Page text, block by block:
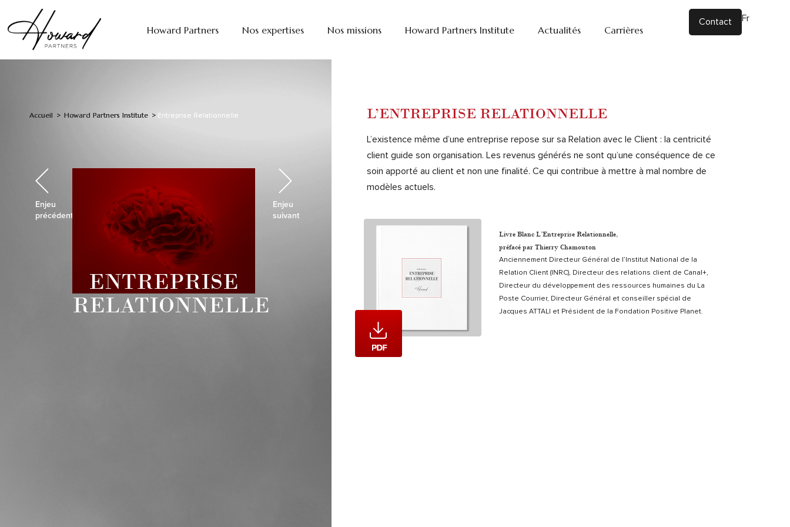
Howard Partners Nos expertises Nos missions Howard Partners Institute Actualités Carrières
Contact Fr
Accueil > Howard Partners Institute > Entreprise Relationnelle
Accueil > Howard Partners Institute > Entreprise Relationnelle
Enjeu
précédent
ENTREPRISE
RELATIONNELLE
Enjeu
suivant
L’ENTREPRISE RELATIONNELLE
L’existence même d’une entreprise repose sur sa Relation avec le Client : la centricité
client guide son organisation. Les revenus générés ne sont qu’une conséquence de ce
soin apporté au client et non une finalité. Ce qui contribue à mettre à mal nombre de
modèles actuels.
Livre Blanc L’Entreprise Relationnelle,
préfacé par Thierry Chamouton
Anciennement Directeur Général de l’Institut National de la
Relation Client (INRC), Directeur des relations client de Canal+,
Directeur du développement des ressources humaines du La
Poste Courrier, Directeur Général et conseiller spécial de
Jacques ATTALI et Président de la Fondation Positive Planet.